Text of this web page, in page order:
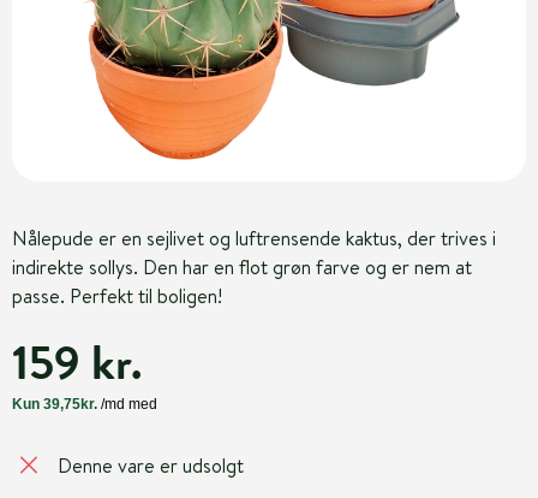
Nålepude er en sejlivet og luftrensende kaktus, der trives i
indirekte sollys. Den har en flot grøn farve og er nem at
passe. Perfekt til boligen!
159 kr.
Denne vare er udsolgt